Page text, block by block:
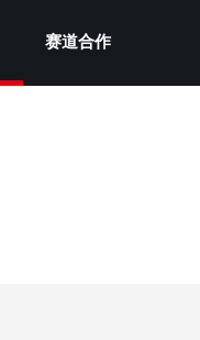
赛道合作